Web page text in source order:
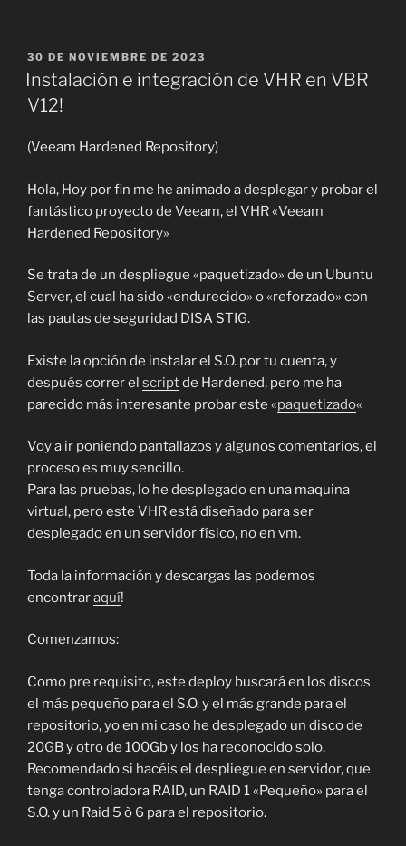
PUBLICADO
EL
30 DE NOVIEMBRE DE 2023
Instalación e integración de VHR en VBR
V12!
(Veeam Hardened Repository)
Hola, Hoy por fin me he animado a desplegar y probar el
fantástico proyecto de Veeam, el VHR «Veeam
Hardened Repository»
Se trata de un despliegue «paquetizado» de un Ubuntu
Server, el cual ha sido «endurecido» o «reforzado» con
las pautas de seguridad DISA STIG.
Existe la opción de instalar el S.O. por tu cuenta, y
después correr el scriptde Hardened, pero me ha
parecido más interesante probar este «paquetizado«
Voy a ir poniendo pantallazos y algunos comentarios, el
proceso es muy sencillo.
Para las pruebas, lo he desplegado en una maquina
virtual, pero este VHR está diseñado para ser
desplegado en un servidor físico, no en vm.
Toda la información y descargas las podemos
encontraraquí!
Comenzamos:
Como pre requisito, este deploy buscará en los discos
el más pequeño para el S.O. y el más grande para el
repositorio, yo en mi caso he desplegado un disco de
20GB y otro de 100Gb y los ha reconocido solo.
Recomendado si hacéis el despliegue en servidor, que
tenga controladora RAID, un RAID 1 «Pequeño» para el
S.O. y un Raid 5 ò 6 para el repositorio.